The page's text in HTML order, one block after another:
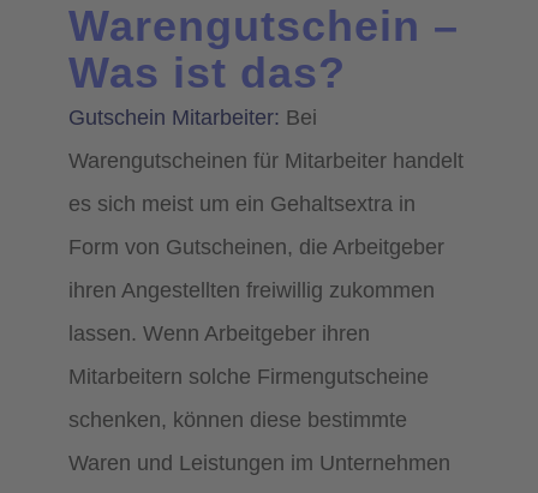
Warengutschein –
Was ist das?
Gutschein Mitarbeiter: Bei
Warengutscheinen für Mitarbeiter handelt
es sich meist um ein Gehaltsextra in
Form von Gutscheinen, die Arbeitgeber
ihren Angestellten freiwillig zukommen
lassen. Wenn Arbeitgeber ihren
Mitarbeitern solche Firmengutscheine
schenken, können diese bestimmte
Waren und Leistungen im Unternehmen